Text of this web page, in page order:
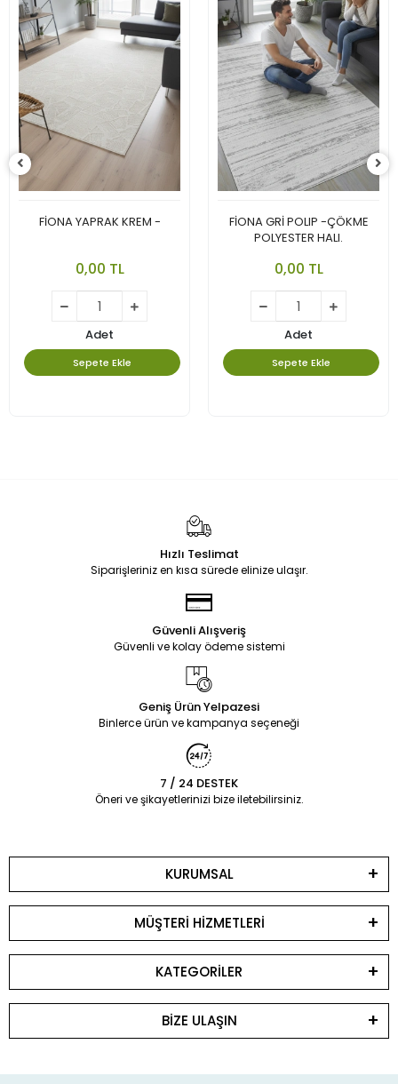
FİONA YAPRAK KREM -
0,00 TL
Adet
Sepete Ekle
FİONA GRİ POLIP -ÇÖKME
POLYESTER HALI.
0,00 TL
Adet
Sepete Ekle
Hızlı Teslimat
Siparişleriniz en kısa sürede elinize ulaşır.
Güvenli Alışveriş
Güvenli ve kolay ödeme sistemi
Geniş Ürün Yelpazesi
Binlerce ürün ve kampanya seçeneği
7 / 24 DESTEK
Öneri ve şikayetlerinizi bize iletebilirsiniz.
KURUMSAL
MÜŞTERİ HİZMETLERİ
KATEGORİLER
BİZE ULAŞIN